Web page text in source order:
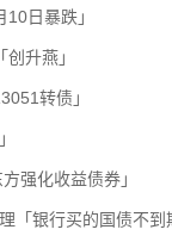
日暴跌」
升燕」
转债」
强化收益债券」
「银行买的国债不到